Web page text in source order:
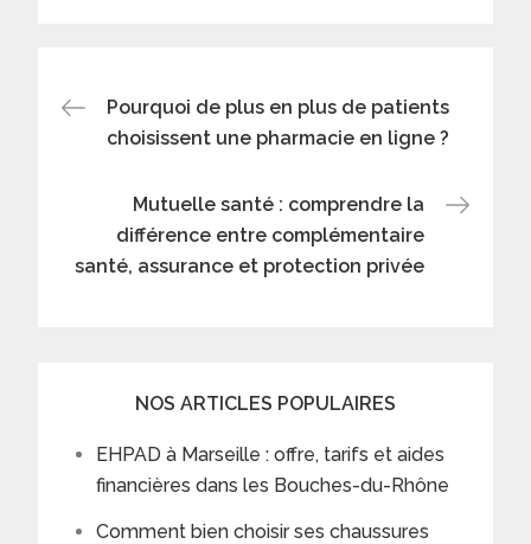
Post
navigation
Pourquoi de plus en plus de patients
choisissent une pharmacie en ligne ?
Mutuelle santé : comprendre la
différence entre complémentaire
santé, assurance et protection privée
NOS ARTICLES POPULAIRES
EHPAD à Marseille : offre, tarifs et aides
financières dans les Bouches-du-Rhône
Comment bien choisir ses chaussures